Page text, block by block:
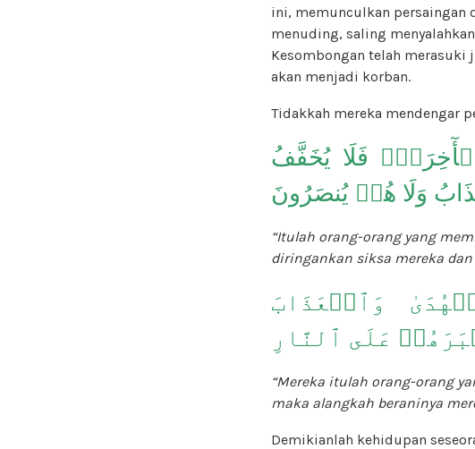
ini, memunculkan persaingan
menuding, saling
Kesombongan telah
akan menjadi korban.
Tidakkah mereka mendengar
فَلَا يُخَفَّفُ
وَلَا هُمۡ يُنصَرُونَ
“Itulah orang-orang yang
diringankan siksa mereka
وَٱلۡعَذَابَ
عَلَى ٱلنَّارِ
“Mereka itulah orang-orang
maka alangkah beraninya
Demikianlah kehidupan